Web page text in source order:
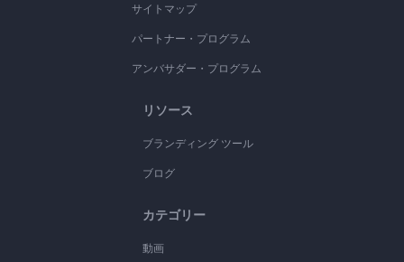
サイトマップ
パートナー・プログラム
アンバサダー・プログラム
リソース
ブランディング ツール
ブログ
カテゴリー
動画